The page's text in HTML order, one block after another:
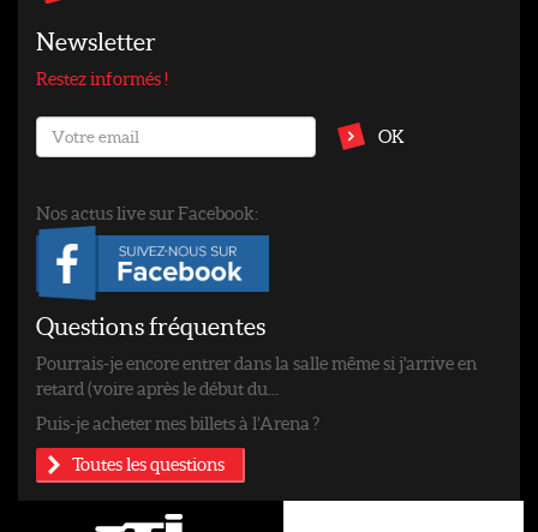
Newsletter
Restez informés !
OK
Nos actus live sur Facebook:
Questions fréquentes
Pourrais-je encore entrer dans la salle même si j'arrive en
retard (voire après le début du...
Puis-je acheter mes billets à l’Arena ?
Toutes les questions